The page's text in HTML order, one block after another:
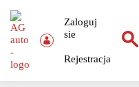
Zaloguj
sie
Rejestracja